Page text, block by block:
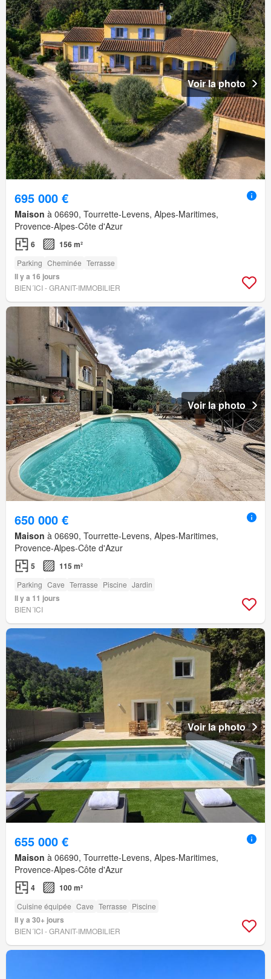
Voir la photo
695 000 €
Maison à 06690, Tourrette-Levens, Alpes-Maritimes,
Provence-Alpes-Côte d'Azur
6 156 m²
Parking Cheminée Terrasse
Il y a 16 jours
BIEN´ICI - GRANIT-IMMOBILIER
Voir la photo
650 000 €
Maison à 06690, Tourrette-Levens, Alpes-Maritimes,
Provence-Alpes-Côte d'Azur
5 115 m²
Parking Cave Terrasse Piscine Jardin
Il y a 11 jours
BIEN´ICI
Voir la photo
655 000 €
Maison à 06690, Tourrette-Levens, Alpes-Maritimes,
Provence-Alpes-Côte d'Azur
4 100 m²
Cuisine équipée Cave Terrasse Piscine
Il y a 30+ jours
BIEN´ICI - GRANIT-IMMOBILIER